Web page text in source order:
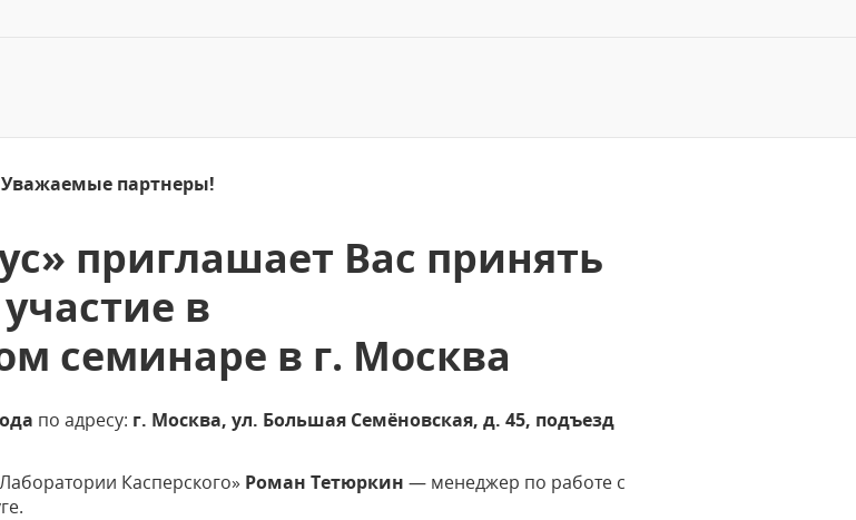
Уважаемые партнеры!
приглашает Вас принять
участие в
семинаре в г. Москва
по адресу: г. Москва, ул. Большая Семёновская, д. 45, подъезд
Касперского» Роман Тетюркин — менеджер по работе с